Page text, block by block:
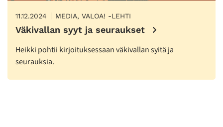
11.12.2024 MEDIA, VALOA! -LEHTI
Väkivallan syyt ja seuraukset
Heikki pohtii kirjoituksessaan väkivallan syitä ja
seurauksia.